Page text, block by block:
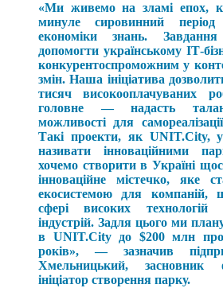
«Ми живемо на зламі епох,
минуле сировинний
економіки знань.
допомогти українському IТ-
конкурентоспроможним у
змін. Наша ініціатива
тисяч високооплачуваних
головне — надасть
можливості для
Такі проекти, як UNIT.City, у
називати інноваційними
хочемо створити в Україні
інноваційне містечко, яке
екосистемою для
сфері високих технологій
індустрій. Задля цього ми
в UNIT.City до $200 млн
років», — зазначив
Хмельницький, засновник
ініціатор створення парку.